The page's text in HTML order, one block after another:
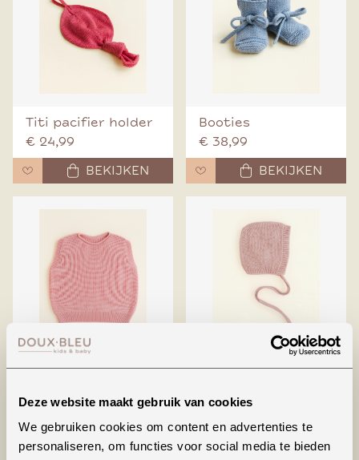
Deze website maakt gebruik van cookies
We gebruiken cookies om content en advertenties te
personaliseren, om functies voor social media te bieden
Titi pacifier holder
€ 24,99
BEKIJKEN
Booties
€ 38,99
BEKIJKEN
Harvey vest
BEKIJKEN
Bonnet dolly
BEKIJKEN